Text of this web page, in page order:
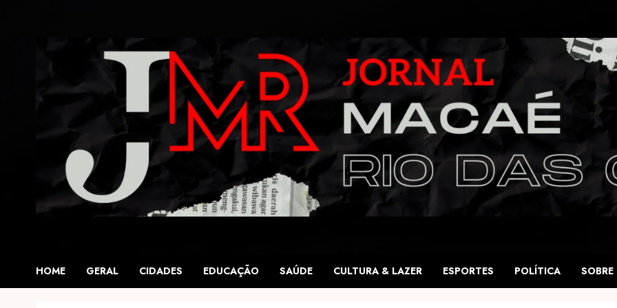
HOME GERAL CIDADES EDUCAÇÃO SAÚDE CULTURA & LAZER ESPORTES POLÍTICA